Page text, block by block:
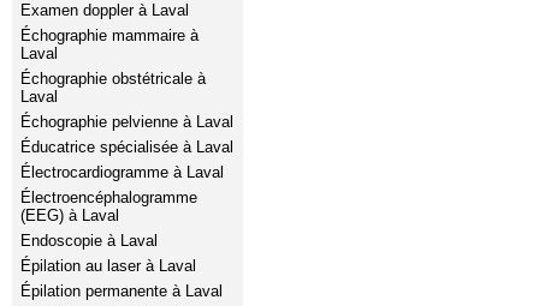
Examen doppler à Laval
Échographie mammaire à
Laval
Échographie obstétricale à
Laval
Échographie pelvienne à Laval
Éducatrice spécialisée à Laval
Électrocardiogramme à Laval
Électroencéphalogramme
(EEG) à Laval
Endoscopie à Laval
Épilation au laser à Laval
Épilation permanente à Laval